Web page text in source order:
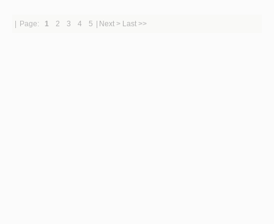
Page: 1 2 3 4 5 Next > Last >>